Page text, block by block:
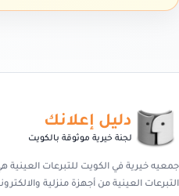
دليل إعلانك
لجنة خيرية موثوقة بالكويت
جمعيه خيرية في الكويت للتبرعات
التبرعات العينية من أجهزة منزلية